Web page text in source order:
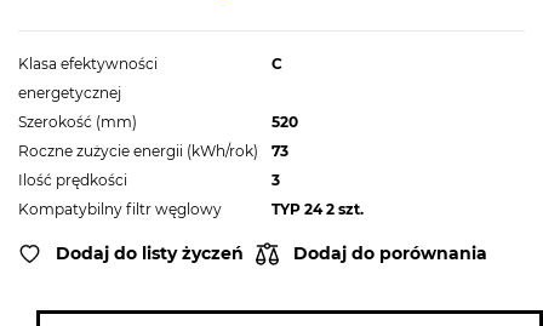
Klasa efektywności
energetycznej
C
Szerokość (mm)
520
Roczne zużycie energii (kWh/rok)
73
Ilość prędkości
3
Kompatybilny filtr węglowy
TYP 24 2 szt.
Dodaj do listy życzeń Dodaj do porównania